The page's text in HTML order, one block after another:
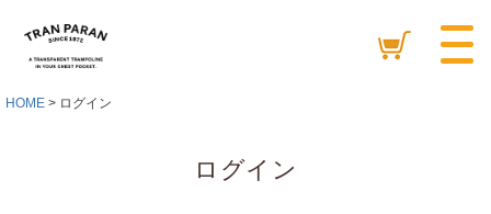
HOME ログイン
ログイン